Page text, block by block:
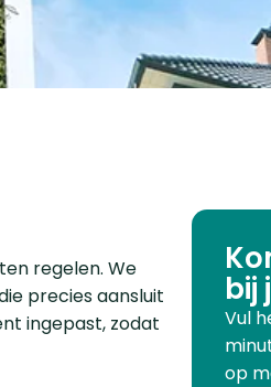
regelen. We
precies aansluit
ingepast, zodat
bij
Vul
op